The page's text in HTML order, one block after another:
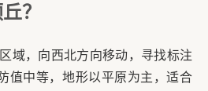
？
域，向西北方向移动，寻找标注
值中等，地形以平原为主，适合